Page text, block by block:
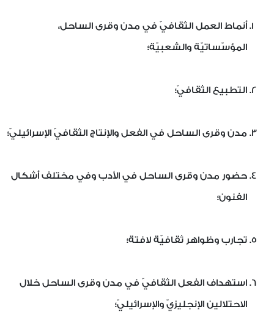
أنماط العمل الثقافيّ في مدن وقرى الساحل،
المؤسّساتيّة والشعبيّة؛
التطبيع الثقافيّ؛
مدن وقرى الساحل في الفعل والإنتاج الثقافيّ الإسرائيليّ؛
حضور مدن وقرى الساحل في الأدب وفي مختلف أشكال
الفنون؛
تجارب وظواهر ثقافيّة لافتة؛
استهداف الفعل الثقافيّ في مدن وقرى الساحل خلال
الاحتلالين الإنجليزيّ والإسرائيليّ؛